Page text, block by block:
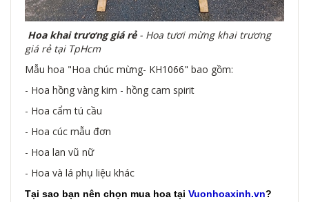
Hoa khai trương giá rẻ- Hoa tươi mừng khai trương
giá rẻ tại TpHcm
Mẫu hoa "Hoa chúc mừng- KH1066" bao gồm:
- Hoa hồng vàng kim - hồng cam spirit
- Hoa cẩm tú cầu
- Hoa cúc mẫu đơn
- Hoa lan vũ nữ
- Hoa và lá phụ liệu khác
Tại sao bạn nên chọn mua hoa tại Vuonhoaxinh.vn?